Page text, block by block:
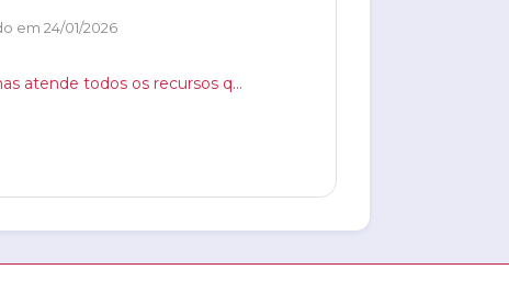
em 24/01/2026
E um genérico,  mas atende todos os recursos que eu preciso